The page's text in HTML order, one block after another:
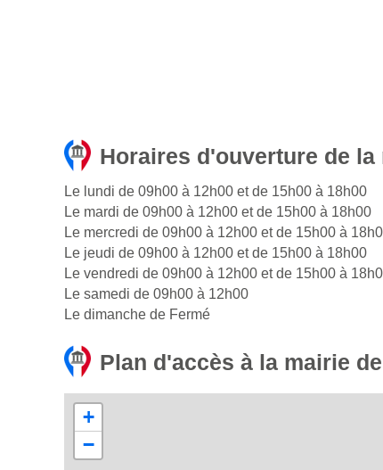
Horaires d'ouverture de
Le lundi de 09h00 à 12h00 et de 15h00 à 18h00
Le mardi de 09h00 à 12h00 et de 15h00 à 18h00
Le mercredi de 09h00 à 12h00 et de 15h00 à
Le jeudi de 09h00 à 12h00 et de 15h00 à 18h00
Le vendredi de 09h00 à 12h00 et de 15h00 à
Le samedi de 09h00 à 12h00
Le dimanche de Fermé
Plan d'accès à la mairie
+
−